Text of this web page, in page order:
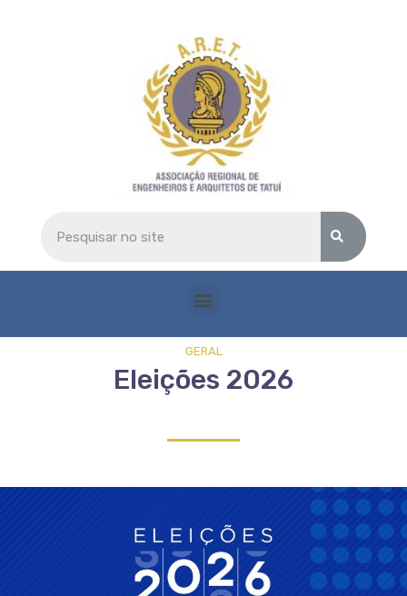
GERAL
Eleições 2026